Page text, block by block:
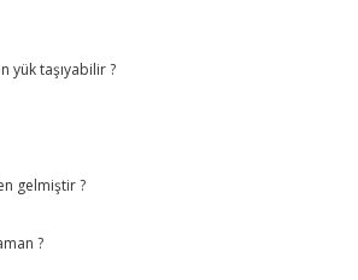
yük taşıyabilir ?
gelmiştir ?
?